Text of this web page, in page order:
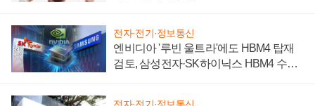
전자·전기·정보통신
엔비디아 '루빈 울트라'에도 HBM4 탑재
검토, 삼성전자·SK하이닉스 HBM4 수율